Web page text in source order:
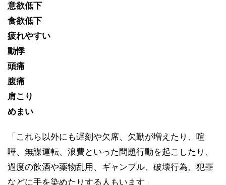
意欲低下
食欲低下
疲れやすい
動悸
頭痛
腹痛
肩こり
めまい
「これら以外にも遅刻や欠席、欠勤が増えたり、喧
嘩、無謀運転、浪費といった問題行動を起こしたり、
過度の飲酒や薬物乱用、ギャンブル、破壊行為、犯罪
などに手を染めたりする人もいます」